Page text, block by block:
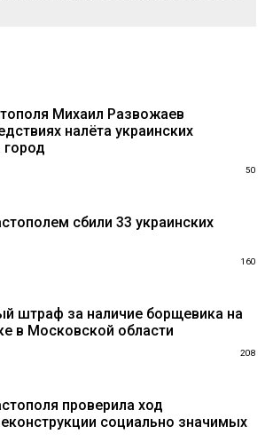
Михаил Развожаев
налёта украинских
город
50
сбили 33 украинских
160
штраф за наличие борщевика на
в Московской области
208
проверила ход
социально значимых